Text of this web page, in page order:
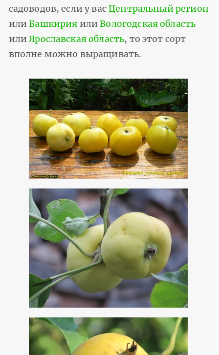
садоводов, если у васЦентральный регион
илиБашкирия илиВологодская область
илиЯрославская область, то этот сорт
вполне можно выращивать.